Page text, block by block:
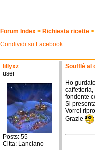
Forum Index > Richiesta ricette
Condividi su Facebook
lillyxz
user
Posts: 55
Citta: Lanciano
Soufflè al
Ho
fondente
Si
Vorrei
Grazie